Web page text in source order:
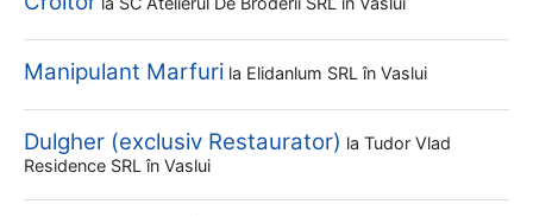
Manipulant Marfuri la Elidanlum SRL în Vaslui
Dulgher (exclusiv Restaurator) la Tudor Vlad
Residence SRL în Vaslui